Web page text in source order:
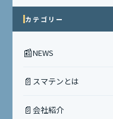
カテゴリー
📰NEWS
📄 スマテンとは
📄 会社紹介